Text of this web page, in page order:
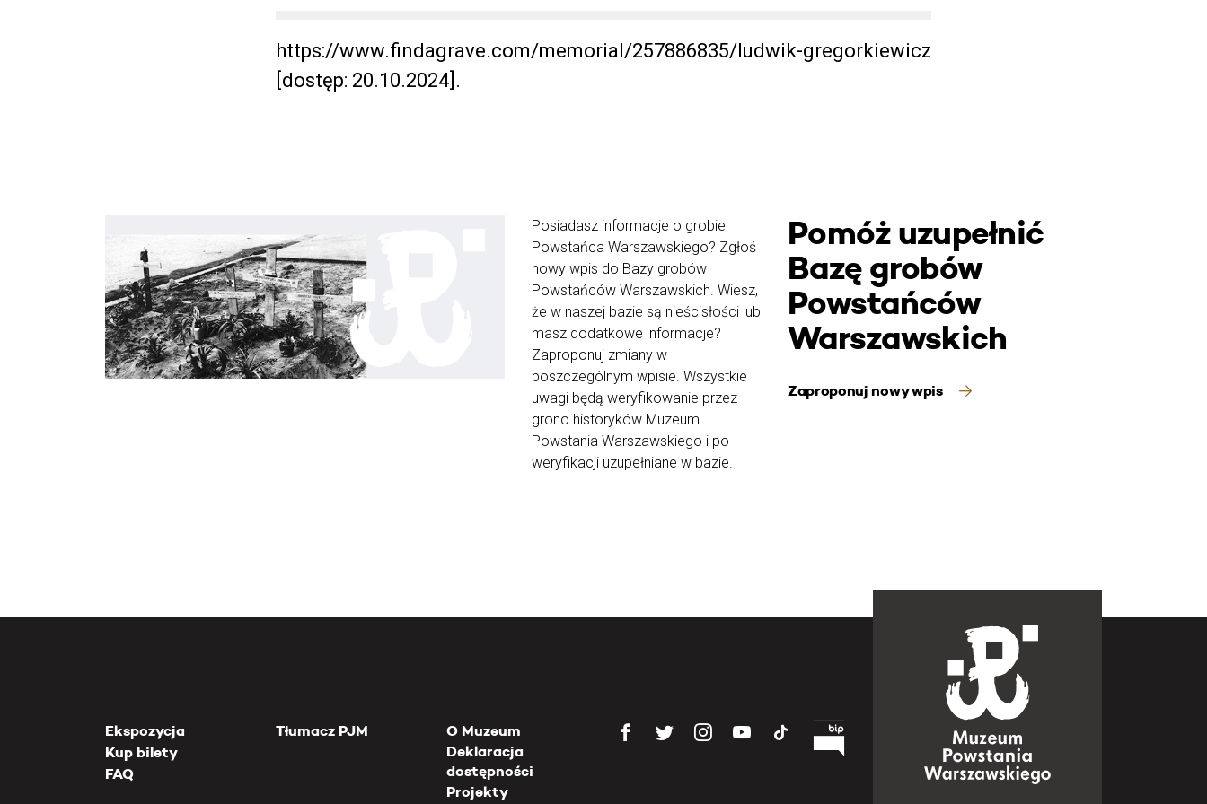
https://www.findagrave.com/memorial/257886835/ludwik-gregorkiewicz
[dostęp: 20.10.2024].
Posiadasz informacje o grobie
Powstańca Warszawskiego? Zgłoś
nowy wpis do Bazy grobów
Powstańców Warszawskich. Wiesz,
że w naszej bazie są nieścisłości lub
masz dodatkowe informacje?
Zaproponuj zmiany w
poszczególnym wpisie. Wszystkie
uwagi będą weryfikowanie przez
grono historyków Muzeum
Powstania Warszawskiego i po
weryfikacji uzupełniane w bazie.
Pomóż uzupełnić
Bazę grobów
Powstańców
Warszawskich
Zaproponuj nowy wpis
Ekspozycja
Kup bilety
FAQ
Tłumacz PJM
O Muzeum
Deklaracja
dostępności
Projekty